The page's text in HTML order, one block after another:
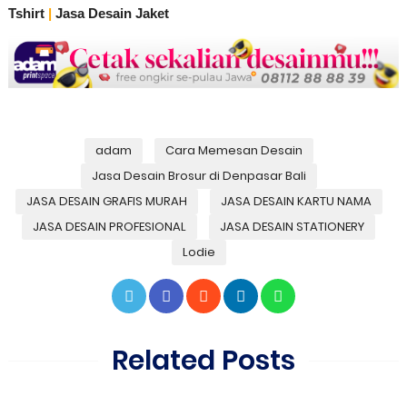
Tshirt| Jasa Desain Jaket
adam
Cara Memesan Desain
Jasa Desain Brosur di Denpasar Bali
JASA DESAIN GRAFIS MURAH
JASA DESAIN KARTU NAMA
JASA DESAIN PROFESIONAL
JASA DESAIN STATIONERY
Lodie
Related Posts